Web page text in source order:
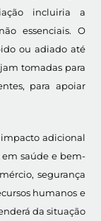
incluiria a
essenciais. O
ou adiado até
tomadas para
para apoiar
adicional
saúde e bem-
segurança
humanos e
da situação